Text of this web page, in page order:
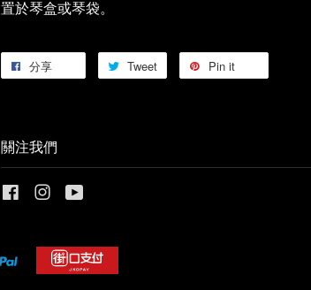
置於琴盒或琴袋。
分享 Tweet Pin it
關注我們
FacebookInstagram